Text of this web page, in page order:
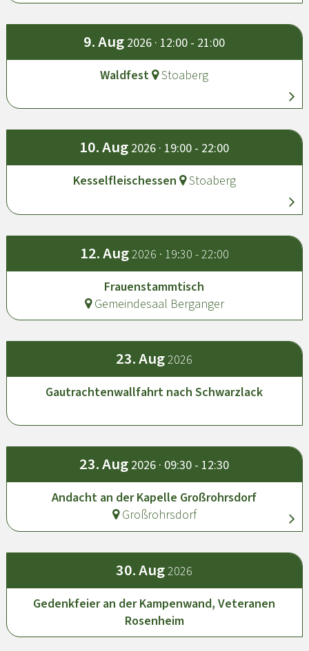
9.Aug 2026 · 12:00 - 21:00
Waldfest Stoaberg
10.Aug 2026 · 19:00 - 22:00
Kesselfleischessen Stoaberg
12.Aug2026 · 19:30 - 22:00
Frauenstammtisch
Gemeindesaal Berganger
23.Aug2026
Gautrachtenwallfahrt nach Schwarzlack
23.Aug 2026 · 09:30 - 12:30
Andacht an der Kapelle Großrohrsdorf
Großrohrsdorf
30.Aug2026
Gedenkfeier an der Kampenwand, Veteranen
Rosenheim